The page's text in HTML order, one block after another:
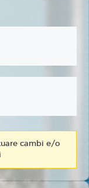
cambi e/o